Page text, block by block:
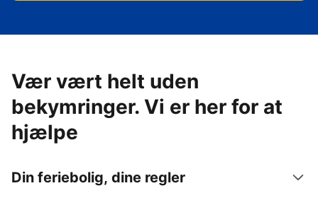
Vær vært helt uden
bekymringer. Vi er her for at
hjælpe
Din feriebolig, dine regler